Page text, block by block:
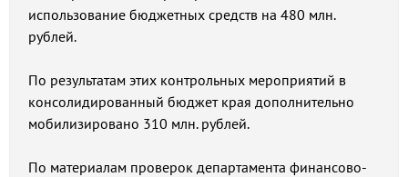
использование бюджетных средств на 480 млн.
рублей.
По результатам этих контрольных мероприятий в
консолидированный бюджет края дополнительно
мобилизировано 310 млн. рублей.
По материалам проверок департамента финансово-